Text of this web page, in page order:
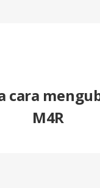
cara
M4R